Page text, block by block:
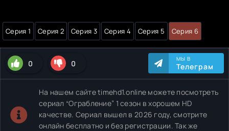
Серия 1 Серия 2 Серия 3 Серия 4 Серия 5 Серия 6
0 0 МЫ В
Телеграм
На нашем сайте timehd1.online можете посмотреть
сериал “Ограбление” 1 сезон в хорошем HD
качестве. Сериал вышел в 2026 году, смотрите
онлайн бесплатно и без регистрации. Так же